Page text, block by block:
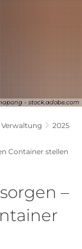
- stock.adobe.com
2025
Container stellen
–